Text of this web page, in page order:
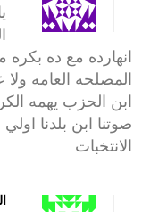
انهارده مع ده
المصلحه العامه ولا
ابن الحزب يهمه
صوتنا ابن بلدنا
الانتخبات